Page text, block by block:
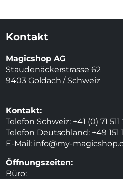
Kontakt
Magicshop AG
Staudenäckerstrasse 62
9403 Goldach / Schweiz
Kontakt:
Telefon Schweiz: +41 (0) 71
Telefon Deutschland: +49 151
E-Mail: info@my-magicshop.
Öffnungszeiten:
Büro: